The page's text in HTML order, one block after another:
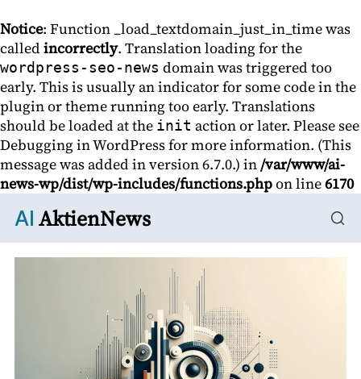
Notice: Function _load_textdomain_just_in_time was
called incorrectly. Translation loading for the
wordpress-seo-news domain was triggered too
early. This is usually an indicator for some code in the
plugin or theme running too early. Translations
should be loaded at the init action or later. Please see
Debugging in WordPressfor more information. (This
message was added in version 6.7.0.) in/var/www/ai-
news-wp/dist/wp-includes/functions.phpon line6170
AI AktienNews